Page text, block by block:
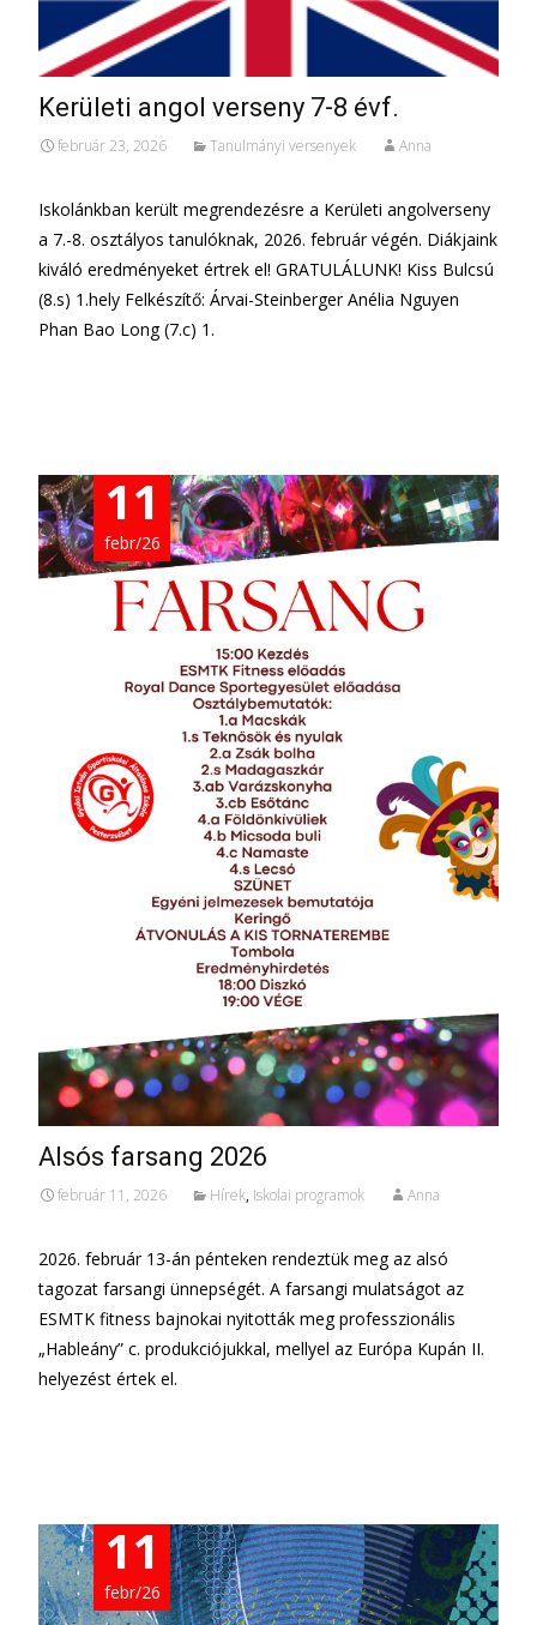
Kerületi angol verseny 7-8 évf.
február 23, 2026 Tanulmányi versenyek Anna
Iskolánkban került megrendezésre a Kerületi angolverseny
a 7.-8. osztályos tanulóknak, 2026. február végén. Diákjaink
kiváló eredményeket értrek el! GRATULÁLUNK! Kiss Bulcsú
(8.s) 1.hely Felkészítő: Árvai-Steinberger Anélia Nguyen
Phan Bao Long (7.c) 1.
11
febr/26
Alsós farsang 2026
február 11, 2026 Hírek, Iskolai programok Anna
2026. február 13-án pénteken rendeztük meg az alsó
tagozat farsangi ünnepségét. A farsangi mulatságot az
ESMTK fitness bajnokai nyitották meg professzionális
„Hableány” c. produkciójukkal, mellyel az Európa Kupán II.
helyezést értek el.
11
febr/26